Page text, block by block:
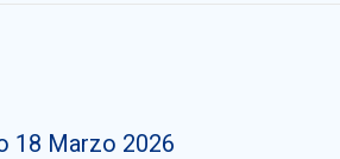
18 Marzo 2026